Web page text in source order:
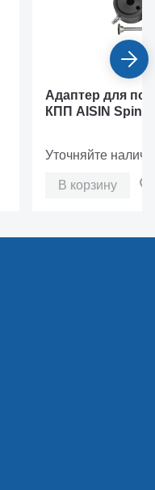
Адаптер для
КПП AISIN Spin
Уточняйте
В корзину